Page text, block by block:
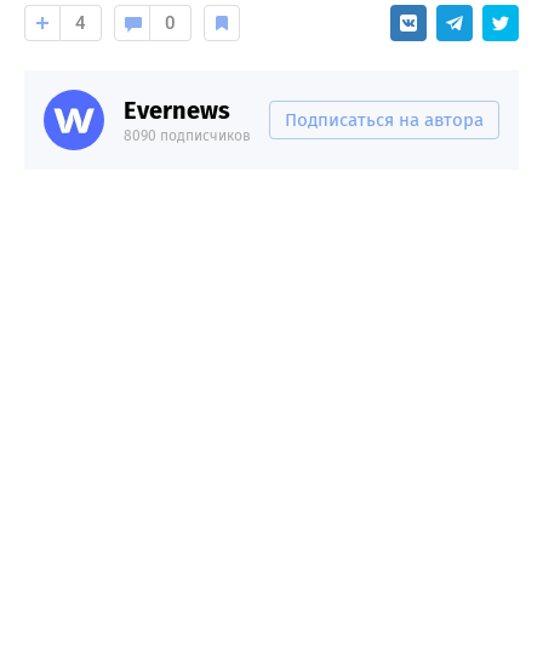
4 0
Evernews
8090 подписчиков
Подписаться на автора